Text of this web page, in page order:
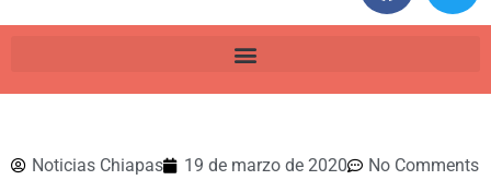
Noticias Chiapas 19 de marzo de 2020
No Comments